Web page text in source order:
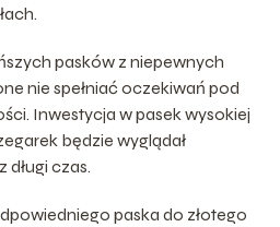
pasków z niepewnych
nie spełniać oczekiwań pod
Inwestycja w pasek wysokiej
będzie wyglądał
długi czas.
paska do złotego